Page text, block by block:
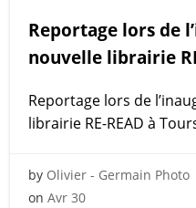
Reportage lors de
nouvelle librairie
Reportage lors de
librairie RE-READ à
by Olivier - Germain Photo
on Avr 30